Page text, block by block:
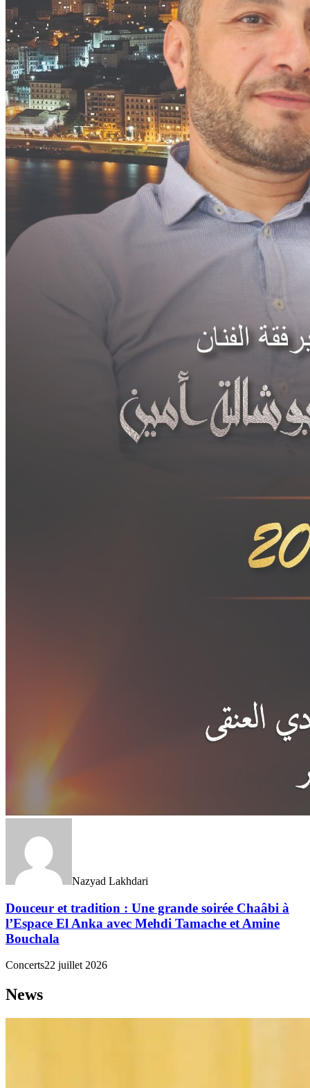
Nazyad Lakhdari
Douceur et tradition : Une grande soirée Chaâbi à
l’Espace El Anka avec Mehdi Tamache et Amine
Bouchala
Concerts22 juillet 2026
News